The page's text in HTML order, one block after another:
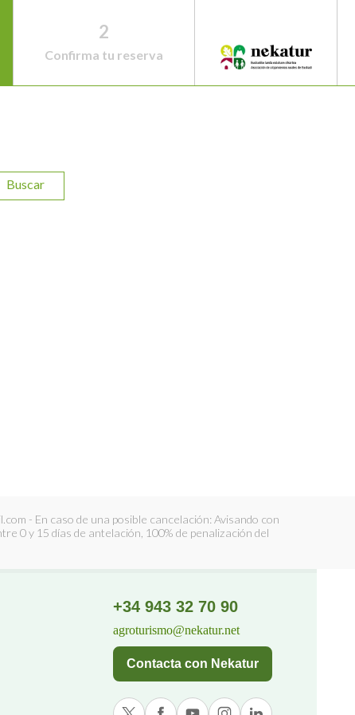
2
Confirma tu reserva
Buscar
- En caso de una posible cancelación: Avisando con
0 y 15 días de antelación, 100% de penalización del
+34 943 32 70 90
agroturismo@nekatur.net
Contacta con Nekatur